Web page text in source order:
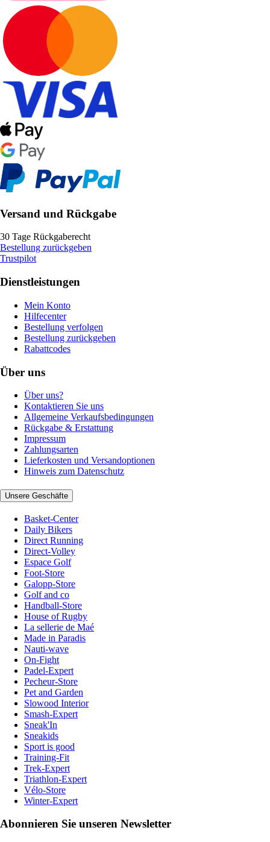
Versand und Rückgabe
30 Tage Rückgaberecht
Bestellung zurückgeben
Trustpilot
Dienstleistungen
Mein Konto
Hilfecenter
Bestellung verfolgen
Bestellung zurückgeben
Rabattcodes
Über uns
Über uns?
Kontaktieren Sie uns
Allgemeine Verkaufsbedingungen
Rückgabe & Erstattung
Impressum
Zahlungsarten
Lieferkosten und Versandoptionen
Hinweis zum Datenschutz
Unsere Geschäfte
Basket-Center
Daily Bikers
Direct Running
Direct-Volley
Espace Golf
Foot-Store
Galopp-Store
Golf and co
Handball-Store
House of Rugby
La sellerie de Maé
Made in Paradis
Nauti-wave
On-Fight
Padel-Expert
Pecheur-Store
Pet and Garden
Slowood Interior
Smash-Expert
Sneak'In
Sneakids
Sport is good
Training-Fit
Trek-Expert
Triathlon-Expert
Vélo-Store
Winter-Expert
Abonnieren Sie unseren Newsletter